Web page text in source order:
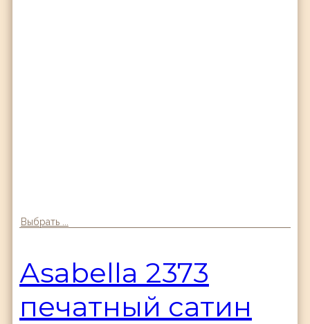
Выбрать ...
Аsabella 2373
печатный сатин